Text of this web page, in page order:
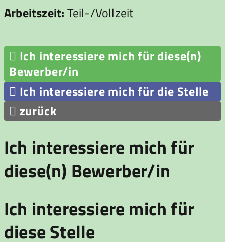
Arbeitszeit:Teil-/Vollzeit
 Ich interessiere mich für diese(n)
Bewerber/in
 Ich interessiere mich für die Stelle
 zurück
Ich interessiere mich für
diese(n) Bewerber/in
Ich interessiere mich für
diese Stelle